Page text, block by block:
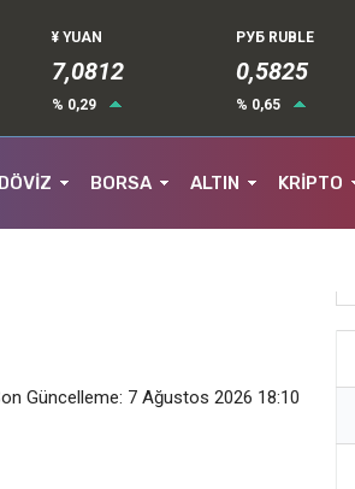
¥ YUAN
7,0812
% 0,29
РУБ RUBLE
0,5825
% 0,65
DÖVİZ BORSA ALTIN KRİPTO
Güncelleme: 7 Ağustos 2026 18:10